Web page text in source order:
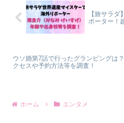
【旅サラダ
ポーター！
ウソ婚第7話で行ったグランピングは
クセスや予約方法等を調査！
ホーム エンタメ